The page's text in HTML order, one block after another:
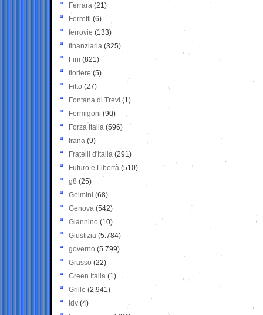
Ferrara (21)
Ferretti (6)
ferrovie (133)
finanziaria (325)
Fini (821)
fioriere (5)
Fitto (27)
Fontana di Trevi (1)
Formigoni (90)
Forza Italia (596)
frana (9)
Fratelli d'Italia (291)
Futuro e Libertà (510)
g8 (25)
Gelmini (68)
Genova (542)
Giannino (10)
Giustizia (5.784)
governo (5.799)
Grasso (22)
Green Italia (1)
Grillo (2.941)
Idv (4)